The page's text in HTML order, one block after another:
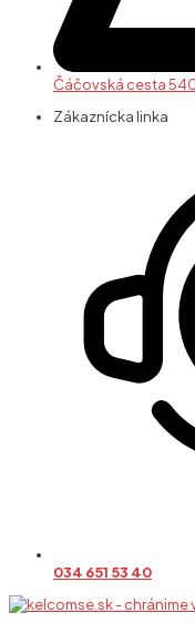
Čáčovská cesta
Zákaznícka linka
034 651 53 40